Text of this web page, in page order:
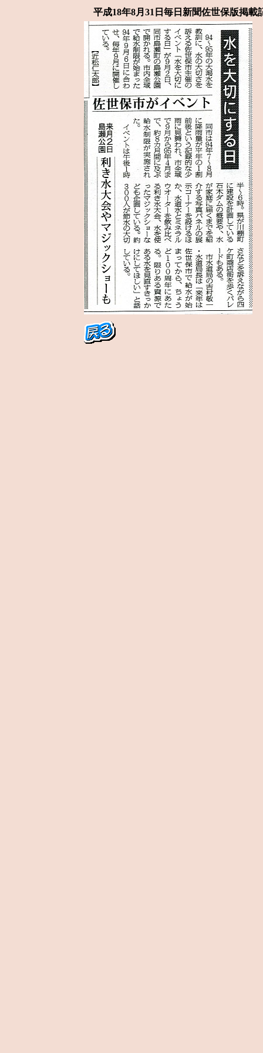
平成18年8月31日毎日新聞佐世保版掲載